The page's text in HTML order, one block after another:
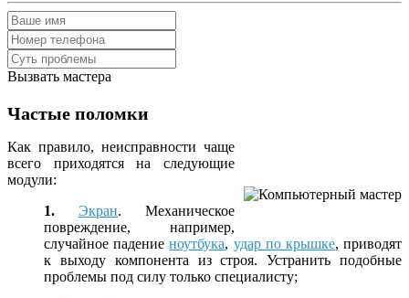
Вызвать мастера
Частые поломки
Как правило, неисправности чаще
всего приходятся на следующие
модули:
1.
Экран. Механическое
повреждение, например,
случайное падениеноутбука, удар по крышке, приводят
к выходу компонента из строя. Устранить подобные
проблемы под силу только специалисту;